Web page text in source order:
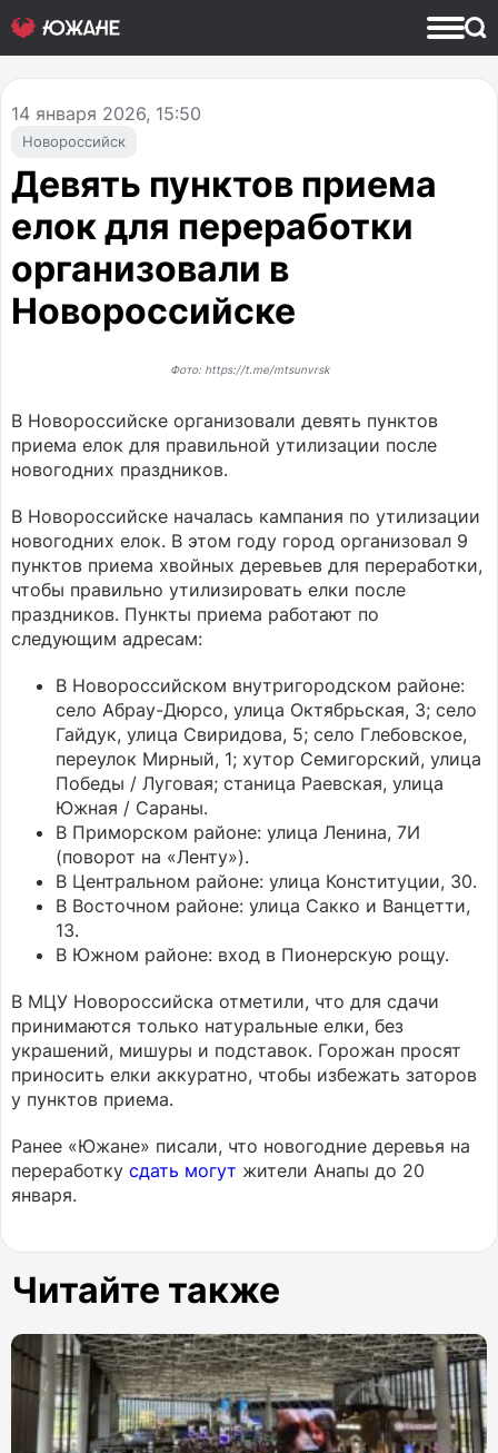
Новороссийск
14 января 2026, 15:50
Девять пунктов приема
елок для переработки
организовали в
Новороссийске
Фото: https://t.me/mtsunvrsk
В Новороссийске организовали девять пунктов
приема елок для правильной утилизации после
новогодних праздников.
В Новороссийске началась кампания по утилизации
новогодних елок. В этом году город организовал 9
пунктов приема хвойных деревьев для переработки,
чтобы правильно утилизировать елки после
праздников. Пункты приема работают по
следующим адресам:
В Новороссийском внутригородском районе:
село Абрау-Дюрсо, улица Октябрьская, 3; село
Гайдук, улица Свиридова, 5; село Глебовское,
переулок Мирный, 1; хутор Семигорский, улица
Победы / Луговая; станица Раевская, улица
Южная / Сараны.
В Приморском районе: улица Ленина, 7И
(поворот на «Ленту»).
В Центральном районе: улица Конституции, 30.
В Восточном районе: улица Сакко и Ванцетти,
13.
В Южном районе: вход в Пионерскую рощу.
В МЦУ Новороссийска отметили, что для сдачи
принимаются только натуральные елки, без
украшений, мишуры и подставок. Горожан просят
приносить елки аккуратно, чтобы избежать заторов
у пунктов приема.
Ранее «Южане» писали, что новогодние деревья на
переработку сдать могут жители Анапы до 20
января.
Читайте также